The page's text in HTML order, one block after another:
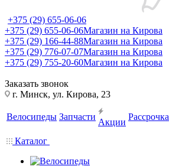
+375 (29) 655-06-06
+375 (29) 655-06-06Магазин на Кирова
+375 (29) 166-44-88Магазин на Кирова
+375 (29) 776-07-07Магазин на Кирова
+375 (29) 755-20-60Магазин на Кирова
Заказать звонок
г. Минск, ул. Кирова, 23
Велосипеды Запчасти
Акции
Рассрочка
Каталог